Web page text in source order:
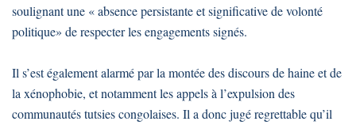
soulignant une « absence persistante et significative de volonté
politique» de respecter les engagements signés.
Il s’est également alarmé par la montée des discours de haine et de
la xénophobie, et notamment les appels à l’expulsion des
communautés tutsies congolaises. Il a donc jugé regrettable qu’il